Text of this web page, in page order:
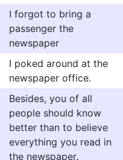
I forgot to bring a
passenger the
newspaper
I poked around at the
newspaper office.
Besides, you of all
people should know
better than to believe
everything you read in
the newspaper.